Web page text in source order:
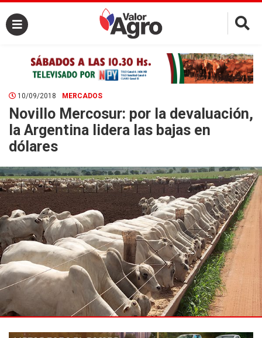
×
10/09/2018 MERCADOS
Novillo Mercosur: por la devaluación,
la Argentina lidera las bajas en
dólares